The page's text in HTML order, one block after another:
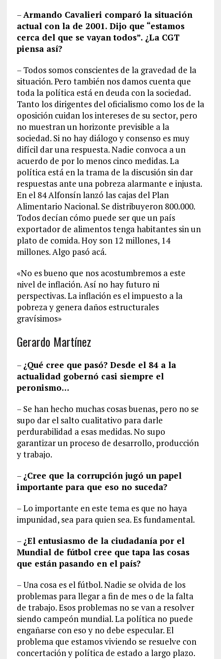
– Armando Cavalieri comparó la situación
actual con la de 2001. Dijo que “estamos
cerca del que se vayan todos”. ¿La CGT
piensa así?
– Todos somos conscientes de la gravedad de la
situación. Pero también nos damos cuenta que
toda la política está en deuda con la sociedad.
Tanto los dirigentes del oficialismo como los de la
oposición cuidan los intereses de su sector, pero
no muestran un horizonte previsible a la
sociedad. Si no hay diálogo y consenso es muy
difícil dar una respuesta. Nadie convoca a un
acuerdo de por lo menos cinco medidas. La
política está en la trama de la discusión sin dar
respuestas ante una pobreza alarmante e injusta.
En el 84 Alfonsín lanzó las cajas del Plan
Alimentario Nacional. Se distribuyeron 800.000.
Todos decían cómo puede ser que un país
exportador de alimentos tenga habitantes sin un
plato de comida. Hoy son 12 millones, 14
millones. Algo pasó acá.
«No es bueno que nos acostumbremos a este
nivel de inflación. Así no hay futuro ni
perspectivas. La inflación es el impuesto a la
pobreza y genera daños estructurales
gravísimos»
Gerardo Martínez
– ¿Qué cree que pasó? Desde el 84 a la
actualidad gobernó casi siempre el
peronismo…
– Se han hecho muchas cosas buenas, pero no se
supo dar el salto cualitativo para darle
perdurabilidad a esas medidas. No supo
garantizar un proceso de desarrollo, producción
y trabajo.
– ¿Cree que la corrupción jugó un papel
importante para que eso no suceda?
– Lo importante en este tema es que no haya
impunidad, sea para quien sea. Es fundamental.
– ¿El entusiasmo de la ciudadanía por el
Mundial de fútbol cree que tapa las cosas
que están pasando en el país?
– Una cosa es el fútbol. Nadie se olvida de los
problemas para llegar a fin de mes o de la falta
de trabajo. Esos problemas no se van a resolver
siendo campeón mundial. La política no puede
engañarse con eso y no debe especular. El
problema que estamos viviendo se resuelve con
concertación y política de estado a largo plazo.